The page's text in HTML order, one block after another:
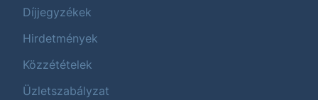
Díjjegyzékek
Hirdetmények
Közzétételek
Üzletszabályzat